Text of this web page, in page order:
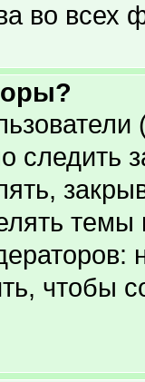
во всех
следить
темы
чтобы